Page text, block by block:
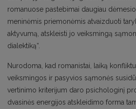
romanuose pastebimai daugiau
meninėmis priemonėmis atvaizduoti
aktyvumą, atskleisti jo veiksmingą
dialektiką“.
Nurodoma, kad romanistai, laiką
veiksmingos ir pasyvios sąmonės
vertinimo kriterijum daro psichologinį
dvasinės energijos atskleidimo forma